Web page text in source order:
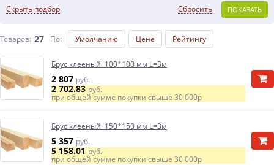
Скрыть подбор ПОКАЗАТЬ
Сбросить
Товаров: 27 По: Умолчанию Цене Рейтингу
Брус клееный 100*100 мм L=3м
2 807 руб.
2 702.83руб.
при общей сумме покупки свыше 30 000р
Брус клееный 150*150 мм L=3м
5 357 руб.
5 158.01руб.
при общей сумме покупки свыше 30 000р